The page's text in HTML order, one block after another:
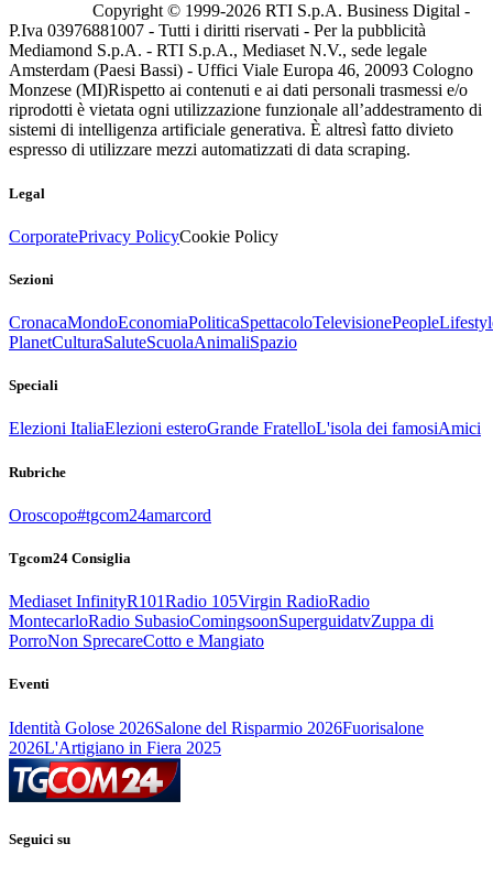
Copyright © 1999-2026 RTI S.p.A. Business Digital -
P.Iva 03976881007 - Tutti i diritti riservati - Per la pubblicità
Mediamond S.p.A. - RTI S.p.A., Mediaset N.V., sede legale
Amsterdam (Paesi Bassi) - Uffici Viale Europa 46, 20093 Cologno
Monzese (MI)Rispetto ai contenuti e ai dati personali trasmessi e/o
riprodotti è vietata ogni utilizzazione funzionale all’addestramento di
sistemi di intelligenza artificiale generativa. È altresì fatto divieto
espresso di utilizzare mezzi automatizzati di data scraping.
Legal
CorporatePrivacy PolicyCookie Policy
Sezioni
CronacaMondoEconomiaPoliticaSpettacoloTelevisionePeople
PlanetCulturaSaluteScuolaAnimaliSpazio
Speciali
Elezioni ItaliaElezioni esteroGrande FratelloL'isola dei famosiAmici
Rubriche
Oroscopo#tgcom24amarcord
Tgcom24 Consiglia
Mediaset InfinityR101Radio 105Virgin RadioRadio
MontecarloRadio SubasioComingsoonSuperguidatvZuppa di
PorroNon SprecareCotto e Mangiato
Eventi
Identità Golose 2026Salone del Risparmio 2026Fuorisalone
2026L'Artigiano in Fiera 2025
Seguici su